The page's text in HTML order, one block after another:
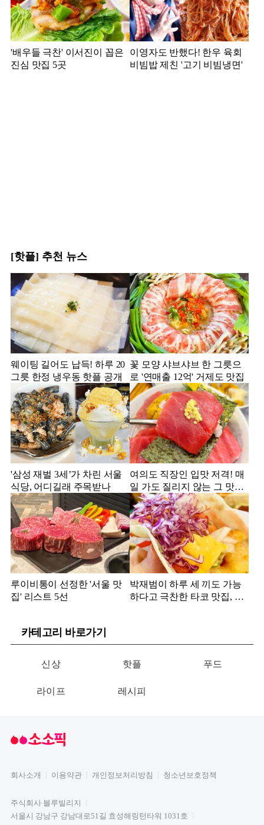
'배우들 극찬' 이서진이 꼽은
진심 맛집 5곳
이영자도 반했다! 한우 육회
비빔밥 제친 '고기 비빔냉면'
[핫플] 추천 뉴스
웨이팅 길어도 납득! 하루 20
그릇 한정 냉우동 핫플 공개
꽃 모양 샤브샤브 한 그릇으
로 '연매출 12억' 거제도 맛집
'삼성 재벌 3세’가 차린 서울
식당, 어디길래 주목받나
여의도 직장인 입맛 저격! 매
일 가도 질리지 않는 그 맛집
은?
루이비통이 선정한 '서울 맛
집' 리스트 5선
박재범이 하루 세 끼도 가능
하다고 극찬한 타코 맛집, 어
카테고리 바로가기
신상 핫플 푸드
라이프 레시피
회사소개 이용약관 개인정보처리방침 청소년보호정책
주식회사 블루빌리지
서울시 강남구 강남대로51길 효성해링턴타워 1031호